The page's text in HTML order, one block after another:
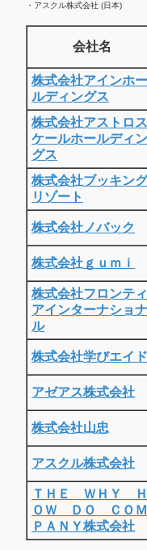
・アスクル株式会社 (日本)
会社名
株式会社アインホー
ルディングス
株式会社アストロス
ケールホールディン
グス
株式会社ブッキング
リゾート
株式会社ノバック
株式会社ｇｕｍｉ
株式会社フロンティ
アインターナショナ
ル
株式会社学びエイド
アゼアス株式会社
株式会社山忠
アスクル株式会社
ＴＨＥ ＷＨＹ Ｈ
ＯＷ ＤＯ ＣＯＭ
ＰＡＮＹ株式会社